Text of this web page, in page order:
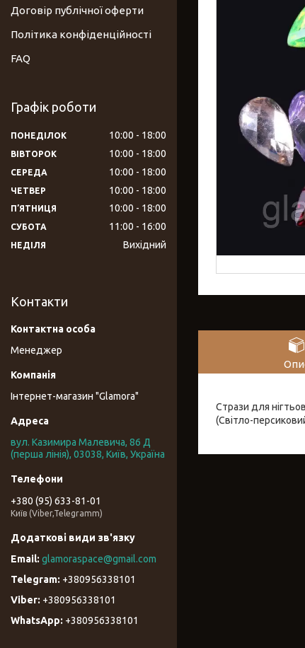
Стрази для
(Світло-
Договір публічної оферти
Політика конфіденційності
FAQ
Графік роботи
ПОНЕДІЛОК 10:00 18:00
ВІВТОРОК 10:00 18:00
СЕРЕДА 10:00 18:00
ЧЕТВЕР 10:00 18:00
ПʼЯТНИЦЯ 10:00 18:00
СУБОТА 11:00 16:00
НЕДІЛЯ Вихідний
Контакти
Менеджер
Інтернет-магазин "Glamora"
вул. Казимира Малевича, 86 Д
(перша лінія), 03038, Київ, Україна
+380 (95) 633-81-01
Київ (Viber,Telegramm)
glamoraspace@gmail.com
+380956338101
+380956338101
+380956338101